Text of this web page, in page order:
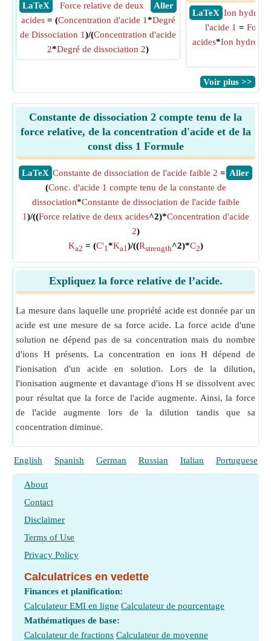
​ LaTeX
​ Aller
Force relative de deux
acides= (Concentration d'acide 1*Degré
de Dissociation 1)/(Concentration d'acide
2*Degré de dissociation 2)
​ LaTeX Ion
l'acide 1 = Force
acides*Ion
​Voir plus >>
Constante de dissociation 2 compte tenu de la
force relative, de la concentration d'acide et de la
const diss 1 Formule
​LaTeX ​Aller
Constante de dissociation de l'acide faible 2 =
(Conc. d'acide 1 compte tenu de la constante de
dissociation*Constante de dissociation de l'acide faible
1)/((Force relative de deux acides^2)*Concentration d'acide
2)
Ka2 = (C'1*Ka1)/((Rstrength^2)*C2)
Expliquez la force relative de l’acide.
La mesure dans laquelle une propriété acide est donnée par un
acide est une mesure de sa force acide. La force acide d'une
solution ne dépend pas de sa concentration mais du nombre
d'ions H présents. La concentration en ions H dépend de
l'ionisation d'un acide en solution. Lors de la dilution,
l'ionisation augmente et davantage d'ions H se dissolvent avec
pour résultat que la force de l'acide augmente. Ainsi, la force
de l'acide augmente lors de la dilution tandis que sa
concentration diminue.
English Spanish German Russian Italian Portuguese
About
Contact
Disclaimer
Terms of Use
Privacy Policy
Calculatrices en vedette
Finances et planification:
Calculateur EMI en ligne Calculateur de pourcentage
Mathématiques de base:
Calculateur de fractions Calculateur de moyenne